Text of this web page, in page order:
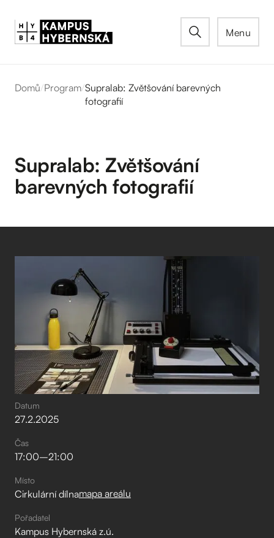
Menu
Domů/Program/Supralab: Zvětšování barevných
fotografií
Supralab: Zvětšování
barevných fotografií
Datum
27.2.2025
Čas
17:00–⁠21:00
Místo
Cirkulární dílnamapa areálu
Pořadatel
Kampus Hybernská z.ú.